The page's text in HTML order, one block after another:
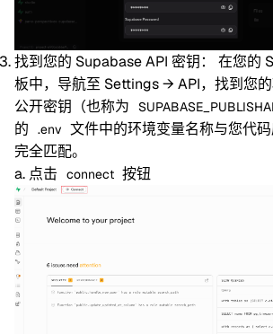
找到您的 Supabase API 密钥：
在您的
板中，导航至 Settings → API，找到您
公开密钥（也称为
的
.env 文件中的环境变量名称与您代
完全匹配。
点击
connect 按钮